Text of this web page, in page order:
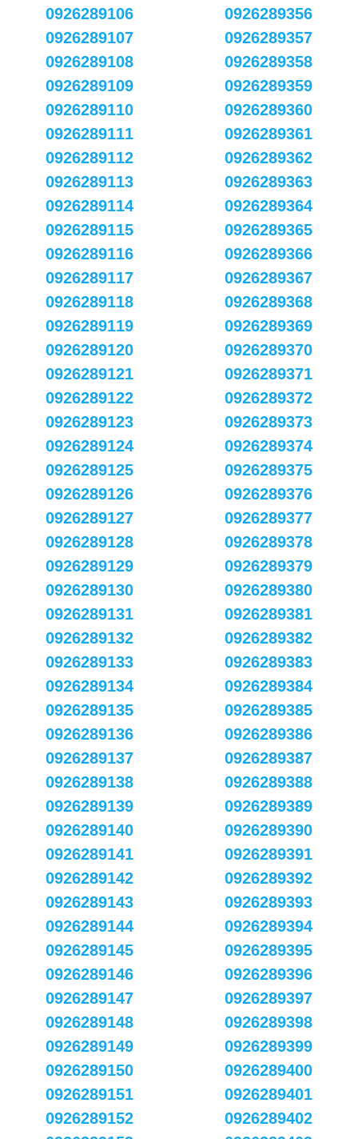
0926289106
0926289107
0926289108
0926289109
0926289110
0926289111
0926289112
0926289113
0926289114
0926289115
0926289116
0926289117
0926289118
0926289119
0926289120
0926289121
0926289122
0926289123
0926289124
0926289125
0926289126
0926289127
0926289128
0926289129
0926289130
0926289131
0926289132
0926289133
0926289134
0926289135
0926289136
0926289137
0926289138
0926289139
0926289140
0926289141
0926289142
0926289143
0926289144
0926289145
0926289146
0926289147
0926289148
0926289149
0926289150
0926289151
0926289152
0926289356
0926289357
0926289358
0926289359
0926289360
0926289361
0926289362
0926289363
0926289364
0926289365
0926289366
0926289367
0926289368
0926289369
0926289370
0926289371
0926289372
0926289373
0926289374
0926289375
0926289376
0926289377
0926289378
0926289379
0926289380
0926289381
0926289382
0926289383
0926289384
0926289385
0926289386
0926289387
0926289388
0926289389
0926289390
0926289391
0926289392
0926289393
0926289394
0926289395
0926289396
0926289397
0926289398
0926289399
0926289400
0926289401
0926289402